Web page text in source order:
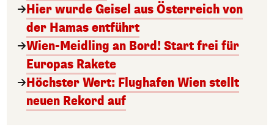
Hier wurde Geisel aus Österreich von
der Hamas entführt
Wien-Meidling an Bord! Start frei für
Europas Rakete
Höchster Wert: Flughafen Wien stellt
neuen Rekord auf